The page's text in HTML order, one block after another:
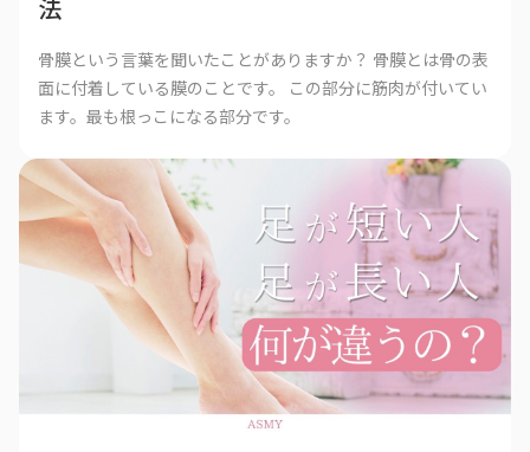
法
骨膜という言葉を聞いたことがありますか？ 骨膜とは骨の表
面に付着している膜のことです。 この部分に筋肉が付いてい
ます。最も根っこになる部分です。